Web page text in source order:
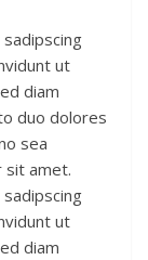
ut
diam
duo dolores
sea
sit amet.
ut
diam